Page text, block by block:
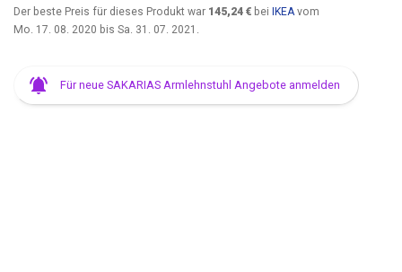
Der beste Preis für dieses Produkt war 145,24 € bei IKEA vom
Mo. 17. 08. 2020 bis Sa. 31. 07. 2021
Für neue SAKARIAS Armlehnstuhl Angebote anmelden